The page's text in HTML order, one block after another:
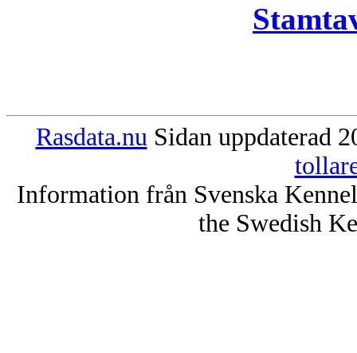
Rasdata.nu Sidan uppdaterad
Information från Svenska
the Swedish